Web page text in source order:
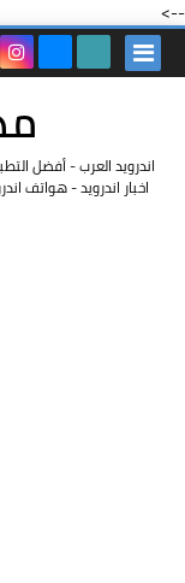
-->
اندرويد العرب - أفضل
اخبار اندرويد - هواتف